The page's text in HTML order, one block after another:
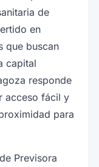
de
en
que buscan
capital
responde
acceso fácil y
para
Previsora